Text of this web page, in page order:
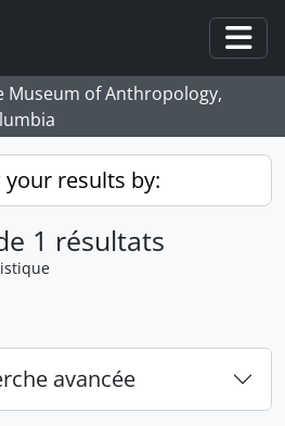
Museum of Anthropology,
results by:
1 résultats
avancée